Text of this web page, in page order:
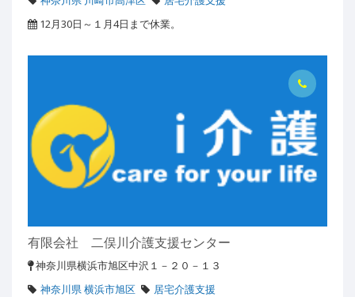
12月30日～１月4日まで休業。
有限会社 二俣川介護支援センター
神奈川県横浜市旭区中沢１－２０－１３
神奈川県 横浜市旭区
居宅介護支援